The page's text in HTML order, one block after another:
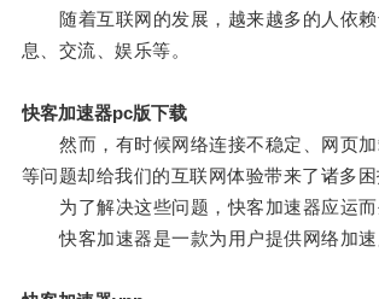
随着互联网的发展，越来越多的人依赖
息、交流、娱乐等。
快客加速器pc版下载
然而，有时候网络连接不稳定、网页加
等问题却给我们的互联网体验带来了诸多困
为了解决这些问题，快客加速器应运而
快客加速器是一款为用户提供网络加速